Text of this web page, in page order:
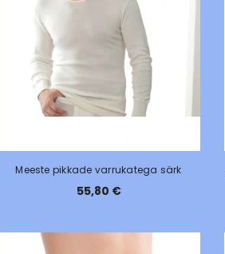
Meeste pikkade varrukatega särk
55,80 €